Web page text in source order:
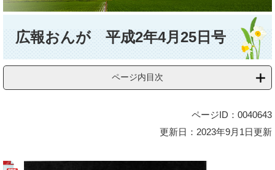
へ
広報おんが 平成2年4月25日号
ページ内目次
ページID：0040643
更新日：2023年9月1日更新